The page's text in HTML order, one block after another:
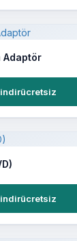
Adaptör
indirücretsiz
indirücretsiz